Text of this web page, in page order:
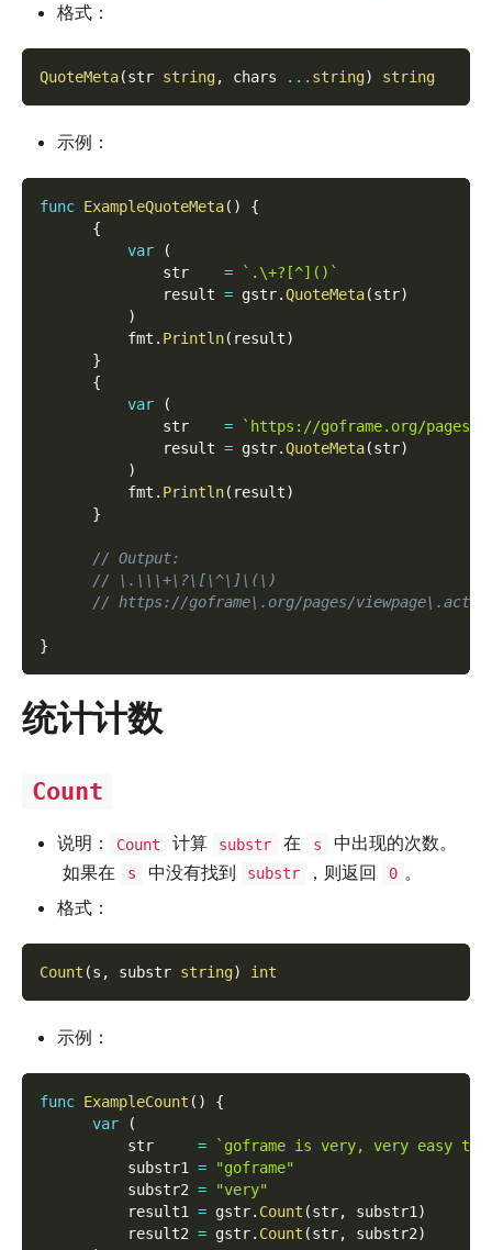
格式：
QuoteMeta(str string, chars ... string) string
示例：
func ExampleQuoteMeta( )
{
{
var
(
              str
=
`.\+?[^]()`
              result
= gstr.QuoteMeta(str)
)
          fmt
. Println( result)
}
{
var
(
              str
=
`https://goframe.org/pages/
              result
= gstr.QuoteMeta(str)
)
          fmt
. Println( result)
}
// Output:
// \.\\\+\?\[\^\]\(\)
// https://goframe\.org/pages/
}
统计计数
Count
说明： Count 计算 substr 在 s
中出现的次数。
如果在
s 中没有找到 substr ，则返回 0 。
格式：
Count (s , substr string) int
示例：
func ExampleCount ( )
{
var
(
          str
=
`goframe is very, very easy to
          substr1
=
"goframe"
          substr2
=
"very"
          result1
= gstr. Count (str, substr1 )
          result2
= gstr. Count (str, substr2)